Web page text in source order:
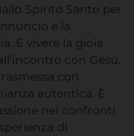
Spirito Santo per
e la
È vivere la gioia
con Gesù,
con
autentica. È
nei confronti
di